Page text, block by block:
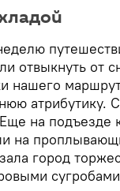
отвыкнуть от
нашего
атрибутику.
на подъезде
на
город